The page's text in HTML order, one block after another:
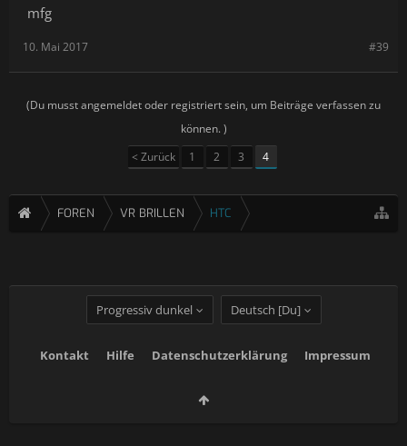
mfg
#39
10. Mai 2017
(Du musst angemeldet oder registriert sein, um Beiträge verfassen zu
können. )
< Zurück
1 2 3 4
FOREN VR BRILLEN HTC
Progressiv dunkel Deutsch [Du]
Kontakt Hilfe Datenschutzerklärung Impressum